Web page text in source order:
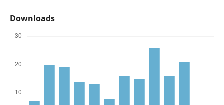
Downloads